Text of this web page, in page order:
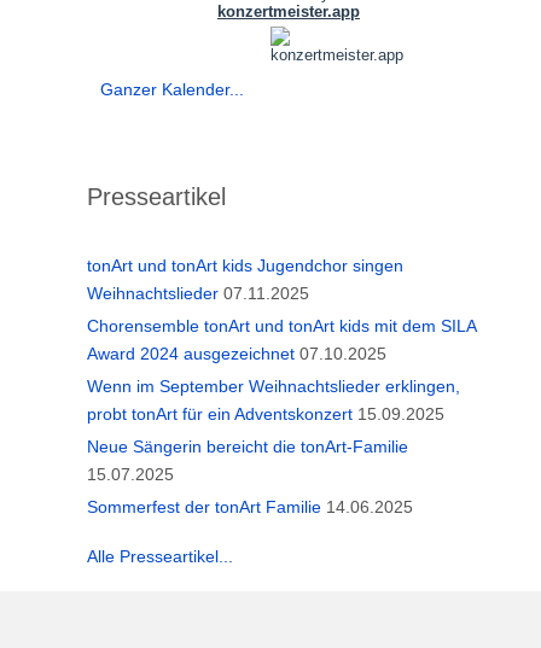
Ganzer Kalender...
Presseartikel
tonArt und tonArt kids Jugendchor singen
Weihnachtslieder 07.11.2025
Chorensemble tonArt und tonArt kids mit dem SILA
Award 2024 ausgezeichnet 07.10.2025
Wenn im September Weihnachtslieder erklingen,
probt tonArt für ein Adventskonzert 15.09.2025
Neue Sängerin bereicht die tonArt-Familie
15.07.2025
Sommerfest der tonArt Familie 14.06.2025
Alle Presseartikel...